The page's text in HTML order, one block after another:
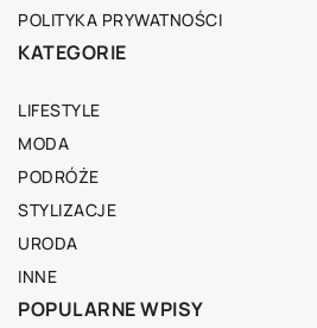
POLITYKA PRYWATNOŚCI
KATEGORIE
LIFESTYLE
MODA
PODRÓŻE
STYLIZACJE
URODA
INNE
POPULARNE WPISY